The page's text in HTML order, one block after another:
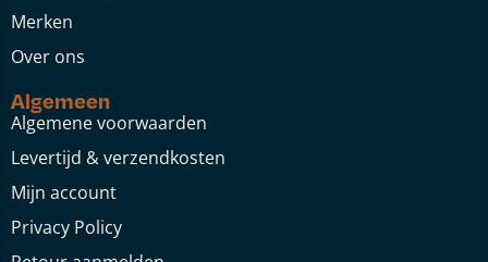
Merken
Over ons
Algemeen
Algemene voorwaarden
Levertijd & verzendkosten
Mijn account
Privacy Policy